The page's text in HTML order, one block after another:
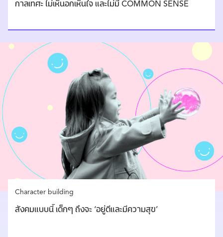
กาลเทศะ ไม่เห็นอกเห็นใจ และไม่มี COMMON SENSE
Character building
สังคมแบบนี้ เด็กๆ ถึงจะ ‘อยู่ดีและมีความสุข’